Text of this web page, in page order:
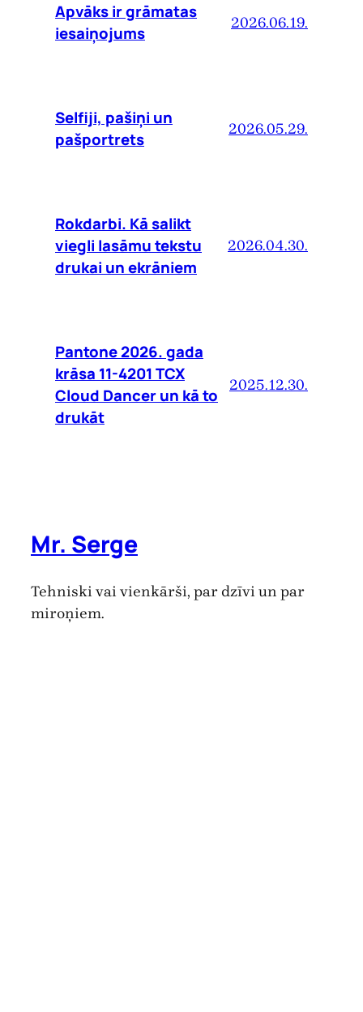
Apvāks ir grāmatas
iesaiņojums
2026.06.19.
Selfiji, pašiņi un
pašportrets
2026.05.29.
Rokdarbi. Kā salikt
viegli lasāmu tekstu
drukai un ekrāniem
2026.04.30.
Pantone 2026. gada
krāsa 11-4201 TCX
Cloud Dancer un kā to
drukāt
2025.12.30.
Mr. Serge
Tehniski vai vienkārši, par dzīvi un par
miroņiem.